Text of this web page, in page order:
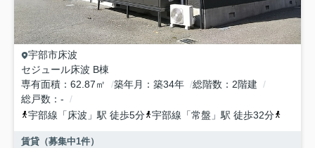
宇部市床波
セジュール床波 B棟
専有面積
62.87㎡ 築年月 築34年 総階数
2階建
総戸数
-
宇部線 「 床波 」駅 徒歩5分 宇部線 「常盤 」駅 徒歩32分
賃貸（募集中1件）